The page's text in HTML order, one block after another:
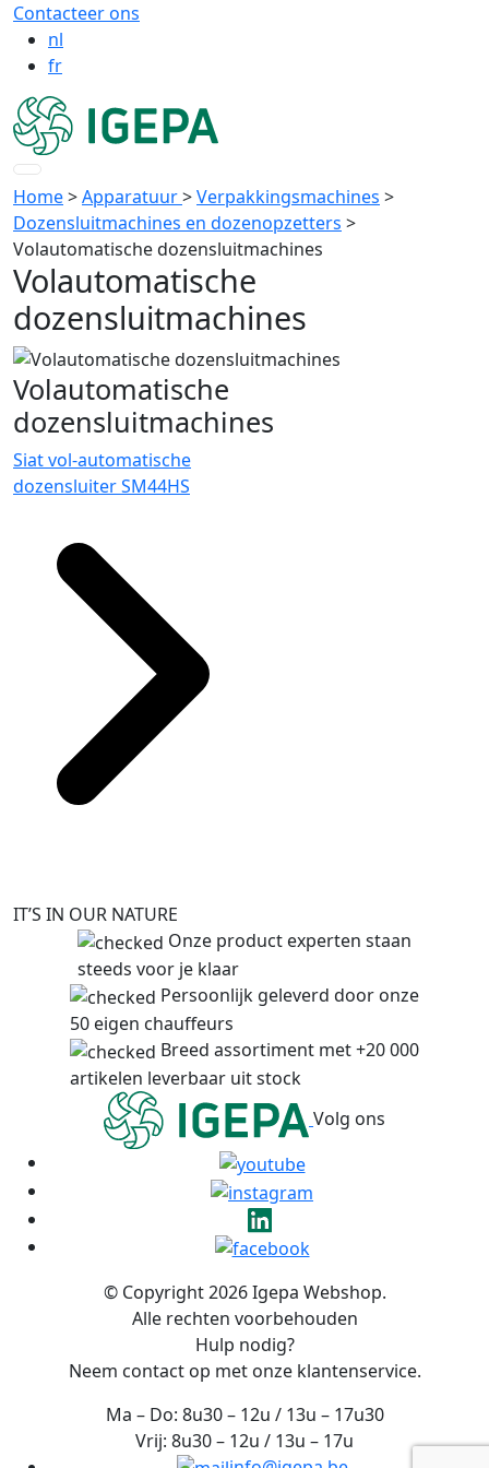
Contacteer ons
nl
fr
Home>Apparatuur>Verpakkingsmachines >
Dozensluitmachines en dozenopzetters >
Volautomatische dozensluitmachines
Volautomatische
dozensluitmachines
Volautomatische
dozensluitmachines
Siat vol-automatische
dozensluiter SM44HS
IT’S IN OUR NATURE
Onze product experten staan
steeds voor je klaar
Persoonlijk geleverd door onze
50 eigen chauffeurs
Breed assortiment met +20 000
artikelen leverbaar uit stock
Volg ons
© Copyright 2026 Igepa Webshop.
Alle rechten voorbehouden
Hulp nodig?
Neem contact op met onze klantenservice.
Ma – Do: 8u30 – 12u / 13u – 17u30
Vrij: 8u30 – 12u / 13u – 17u